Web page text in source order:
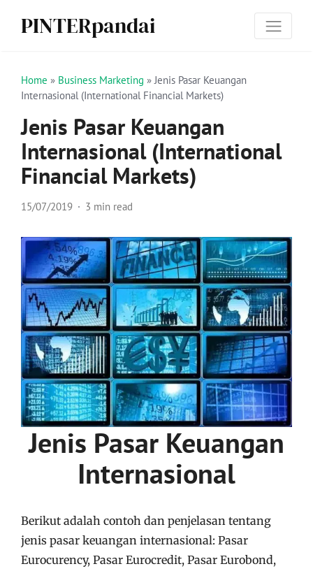
PINTERpandai
Home » Business Marketing »Jenis Pasar Keuangan
Internasional (International Financial Markets)
Jenis Pasar Keuangan
Internasional (International
Financial Markets)
15/07/2019 3 min read
Jenis Pasar Keuangan
Internasional
Berikut adalah contoh dan penjelasan tentang
jenis pasar keuangan internasional: Pasar
Eurocurency, Pasar Eurocredit, Pasar Eurobond,